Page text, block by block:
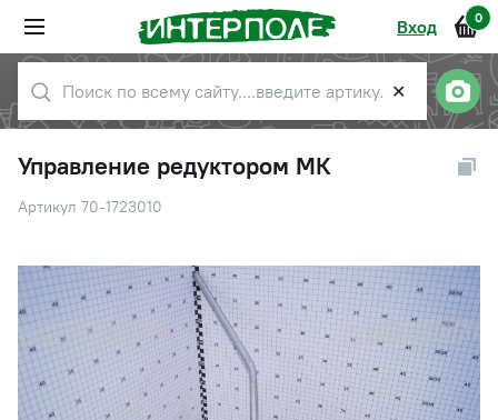
Вход 0
✕
Управление редуктором МК
Артикул 70-1723010